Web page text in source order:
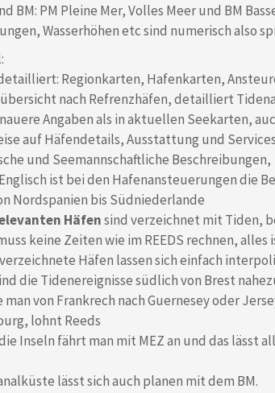
BM: PM Pleine Mer, Volles Meer und BM
Wasserhöhen etc sind numerisch also
Regionkarten, Hafenkarten,
nach Refrenzhäfen, detailliert
Angaben als in aktuellen Seekarten,
auf Häfendetails, Ausstattung und
und Seemannschaftliche Beschreibungen,
ist bei den Hafenansteuerungen die
Nordspanien bis Südniederlande
Häfensind verzeichnet mit Tiden,
keine Zeiten wie im REEDS rechnen,
Häfen lassen sich einfach
die Tidenereignisse südlich von Brest
von Frankrech nach Guernesey oder
lohnt Reeds
Inseln fährt man mit MEZ an und das lässt
lässt sich auch planen mit dem BM.